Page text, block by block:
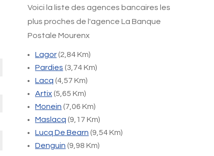
Voici la liste des agences bancaires les
plus proches de l'agence La Banque
Postale Mourenx
Lagor(2,84 Km)
Pardies (3,74 Km)
Lacq (4,57 Km)
Artix(5,65 Km)
Monein (7,06 Km)
Maslacq (9,17 Km)
Lucq De Bearn (9,54 Km)
Denguin (9,98 Km)